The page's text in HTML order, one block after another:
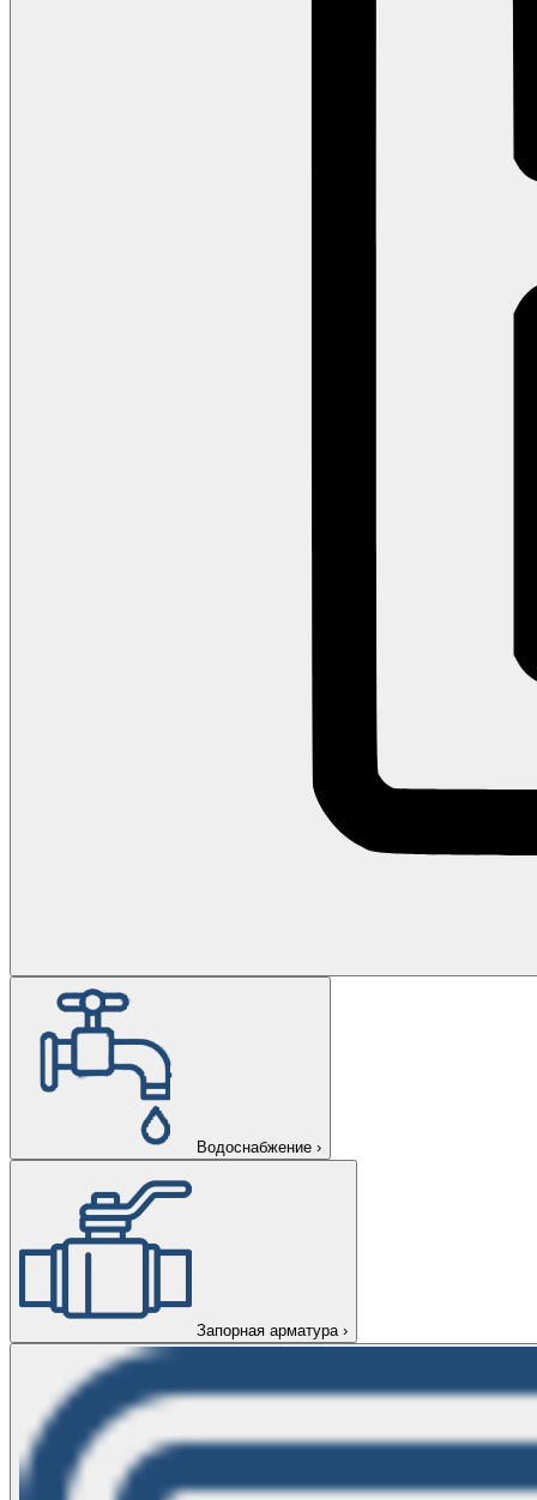
Водоснабжение ›
Запорная арматура ›